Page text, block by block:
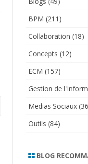
BPM (211)
Collaboration (18)
Concepts (12)
ECM (157)
Gestion de
Medias Sociaux
Outils (84)
BLOG